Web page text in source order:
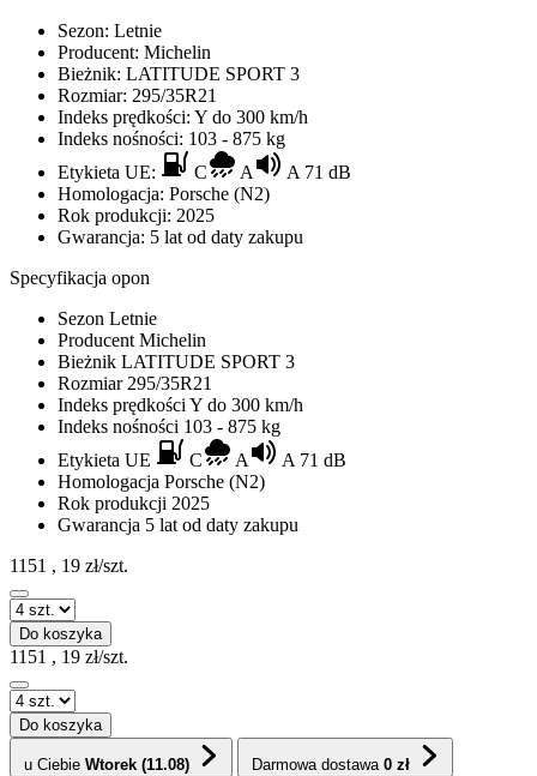
Sezon: Letnie
Producent: Michelin
Bieżnik: LATITUDE SPORT 3
Rozmiar: 295/35R21
Indeks prędkości: Y do 300 km/h
Indeks nośności: 103 - 875 kg
Etykieta UE:
C A
A 71 dB
Homologacja: Porsche (N2)
Rok produkcji: 2025
Gwarancja: 5 lat od daty zakupu
Specyfikacja opon
Sezon Letnie
Producent Michelin
Bieżnik LATITUDE SPORT 3
Rozmiar 295/35R21
Indeks prędkościY do 300 km/h
Indeks nośności 103 - 875 kg
Etykieta UE
C A
A 71 dB
Homologacja Porsche (N2)
Rok produkcji 2025
Gwarancja 5 lat od daty zakupu
1151 , 19 zł/szt.
Do koszyka
1151 , 19 zł/szt.
Do koszyka
u Ciebie Wtorek (11.08) Darmowa dostawa 0 zł